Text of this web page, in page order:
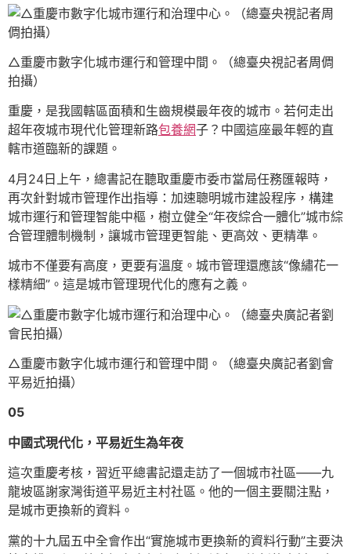
△重慶市數字化城市運行和管理中間。（總臺央視記者周倜
拍攝）
重慶，是我國轄區面積和生齒規模最年夜的城市。若何走出
超年夜城市現代化管理新路包養網子？中國這座最年輕的直
轄市道臨新的課題。
4月24日上午，總書記在聽取重慶市委市當局任務匯報時，
再次針對城市管理作出指導：加速聰明城市建設程序，構建
城市運行和管理智能中樞，樹立健全“年夜綜合一體化”城市綜
合管理體制機制，讓城市管理更智能、更高效、更精準。
城市不僅要有高度，更要有溫度。城市管理還應該“像繡花一
樣精細”。這是城市管理現代化的應有之義。
△重慶市數字化城市運行和管理中間。（總臺央廣記者劉會
平易近拍攝）
05
中國式現代化，平易近生為年夜
這次重慶考核，習近平總書記還走訪了一個城市社區——九
龍坡區謝家灣街道平易近主村社區。他的一個主要關注點，
是城市更換新的資料。
黨的十九屆五中全會作出“實施城市更換新的資料行動”主要決